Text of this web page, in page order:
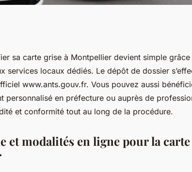
grise à
pratiques
sa carte grise à Montpellier devient simple
services locaux dédiés. Le dépôt de dossier
www.ants.gouv.fr. Vous pouvez aussi
personnalisé en préfecture ou auprès de
et conformité tout au long de la procédure.
et modalités en ligne pour la